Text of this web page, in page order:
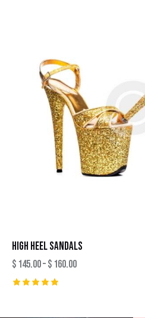
HIGH HEEL SANDALS
$ 145.00–$ 160.00